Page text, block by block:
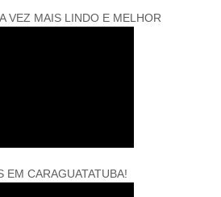
VEZ MAIS LINDO E MELHOR
EM CARAGUATATUBA!